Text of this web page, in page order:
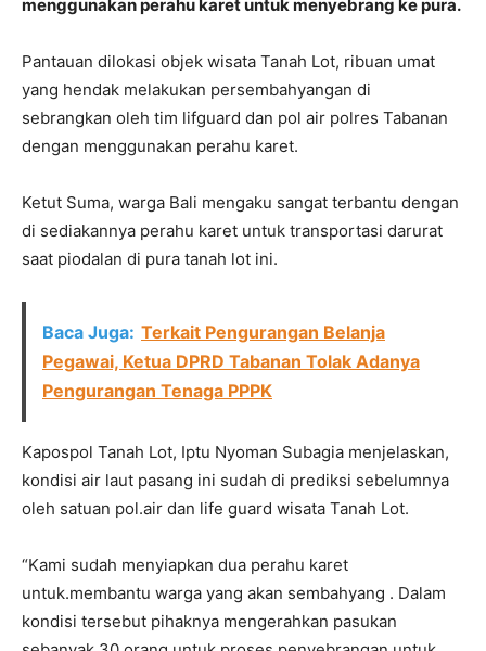
menggunakan perahu karet untuk menyebrang ke pura.
Pantauan dilokasi objek wisata Tanah Lot, ribuan umat
yang hendak melakukan persembahyangan di
sebrangkan oleh tim lifguard dan pol air polres Tabanan
dengan menggunakan perahu karet.
Ketut Suma, warga Bali mengaku sangat terbantu dengan
di sediakannya perahu karet untuk transportasi darurat
saat piodalan di pura tanah lot ini.
Baca Juga: Terkait Pengurangan Belanja
Pegawai, Ketua DPRD Tabanan Tolak Adanya
Pengurangan Tenaga PPPK
Kapospol Tanah Lot, Iptu Nyoman Subagia menjelaskan,
kondisi air laut pasang ini sudah di prediksi sebelumnya
oleh satuan pol.air dan life guard wisata Tanah Lot.
“Kami sudah menyiapkan dua perahu karet
untuk.membantu warga yang akan sembahyang . Dalam
kondisi tersebut pihaknya mengerahkan pasukan